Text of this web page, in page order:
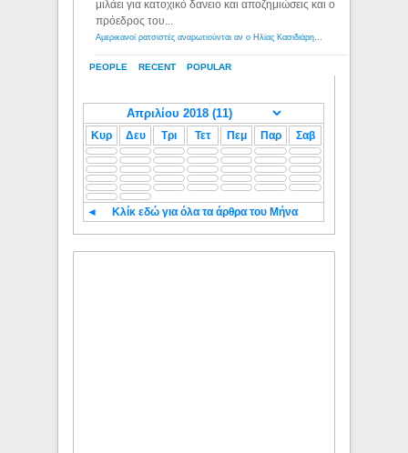
PEOPLE RECENT POPULAR
μιλάει για κατοχικό δανειο και αποζημιώσεις και ο
πρόεδρος του...
Αμερικανοί ρατσιστές αναρωτιούνται αν ο Ηλίας Κασιδιάρης ανήκει στη λευκή φυλή... - Λόγιος Ερμής
Κυρ Δευ Τρι Τετ Πεμ Παρ Σαβ
◄ Κλίκ εδώ για όλα τα άρθρα του Μήνα